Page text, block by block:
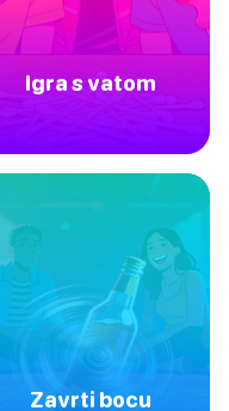
Igra s vatom
Zavrti bocu